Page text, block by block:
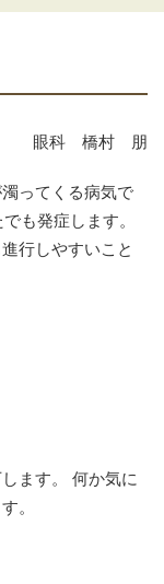
眼科 橋村 朋
ってくる病気で
も発症します。
行しやすいこと
ます。 何か気に
。